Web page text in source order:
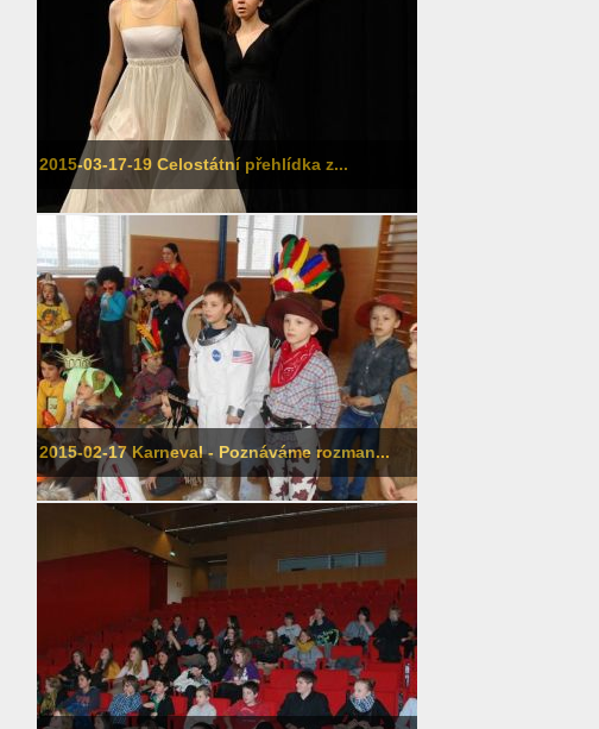
2015-03-17-19 Celostátní přehlídka z...
2015-02-17 Karneval - Poznáváme rozman...